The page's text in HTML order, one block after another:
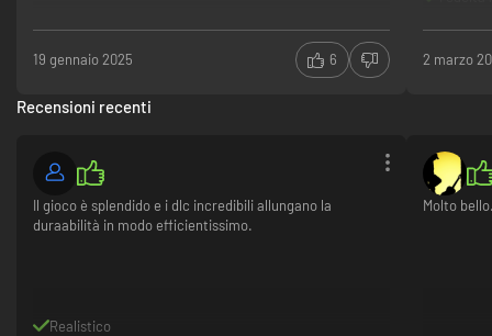
19 gennaio 2025 6 2 marzo
Recensioni recenti
Il gioco è splendido e i dlc incredibili allungano la
duraabilità in modo efficientissimo.
Realistico
Molto